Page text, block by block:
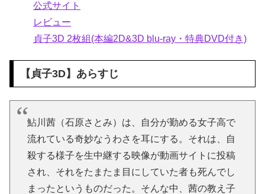
公式サイト
レビュー
貞子3D 2枚組(本編2D&3D blu-ray・特典DVD付き)
【 貞子3D】あらすじ
鮎川茜（石原さとみ）は、自分が勤める女子高で
流れている奇妙なうわさを耳にする。それは、自
殺する様子を生中継する映像が動画サイトに投稿
され、それをたまたま目にしていた者も死んでし
まったというものだった。そんな中、茜の教え子